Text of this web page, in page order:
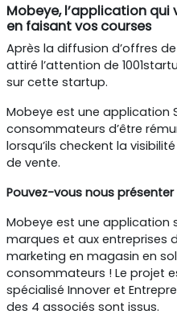
Mobeye, l’application
en faisant vos courses
Après la diffusion d’offres
attiré l’attention de
sur cette startup.
Mobeye est une application
consommateurs d’être
lorsqu’ils checkent la
de vente.
Pouvez-vous nous
Mobeye est une
marques et aux entreprises
marketing en magasin en
consommateurs ! Le projet
spécialisé Innover et
des 4 associés sont issus.